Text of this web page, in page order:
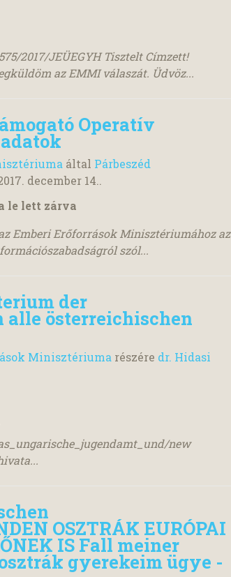
2017/JEÜEGYH Tisztelt Címzett!
az EMMI válaszát. Üdvöz...
Operatív
által Párbeszéd
december 14..
le lett zárva
Emberi Erőforrások Minisztériumához az
szól...
der
alle österreichischen
Minisztériuma részére dr. Hidasi
new
OSZTRÁK EURÓPAI
IS Fall meiner
gyerekeim ügye -